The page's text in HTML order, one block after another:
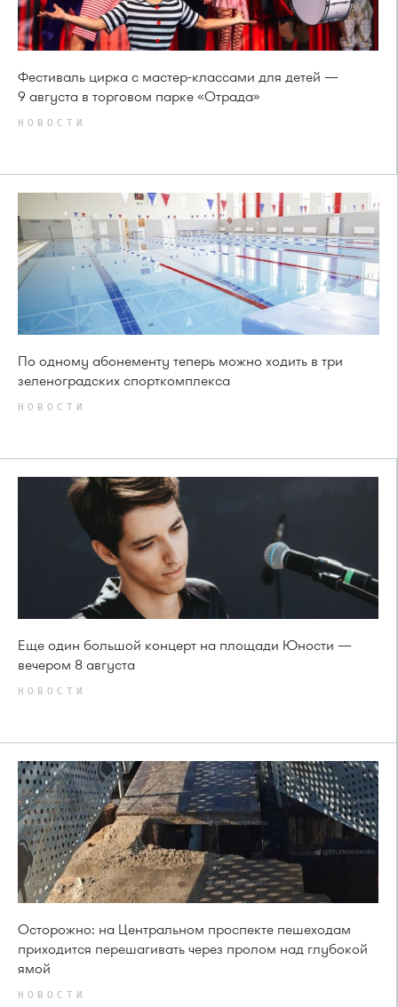
Фестиваль цирка с мастер-классами для детей —
9 августа в торговом парке «Отрада»
НОВОСТИ
По одному абонементу теперь можно ходить в три
зеленоградских спорткомплекса
НОВОСТИ
Еще один большой концерт на площади Юности —
вечером 8 августа
НОВОСТИ
Осторожно: на Центральном проспекте пешеходам
приходится перешагивать через пролом над глубокой
ямой
НОВОСТИ